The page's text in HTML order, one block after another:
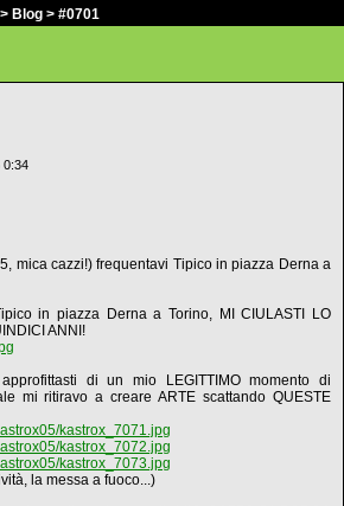
> Blog > #0701
0:34
mica cazzi!) frequentavi Tipico in piazza Derna a
in piazza Derna a Torino, MI CIULASTI LO
ANNI!
di un mio LEGITTIMO momento di
mi ritiravo a creare ARTE scattando QUESTE
kastrox_7071.jpg
kastrox_7072.jpg
kastrox_7073.jpg
la messa a fuoco...)